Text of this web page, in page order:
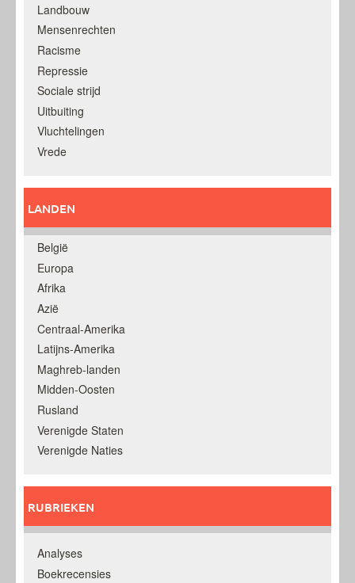
Landbouw
Mensenrechten
Racisme
Repressie
Sociale strijd
Uitbuiting
Vluchtelingen
Vrede
LANDEN
België
Europa
Afrika
Azië
Centraal-Amerika
Latijns-Amerika
Maghreb-landen
Midden-Oosten
Rusland
Verenigde Staten
Verenigde Naties
RUBRIEKEN
Analyses
Boekrecensies